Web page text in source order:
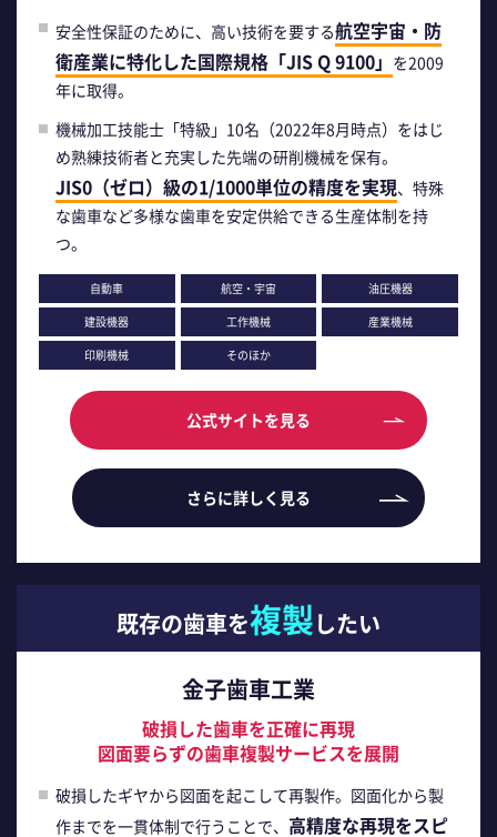
安全性保証のために、高い技術を要する航空宇宙・防
衛産業に特化した国際規格「JIS Q 9100」 を2009
年に取得。
機械加工技能士「特級」10名（2022年8月時点）をはじ
め熟練技術者と充実した先端の研削機械を保有。
JIS0（ゼロ）級の1/1000単位の精度を実現、特殊
な歯車など多様な歯車を安定供給できる生産体制を持
つ。
自動車 航空・宇宙
油圧機器
建設機器
工作機械
産業機械
印刷機械
そのほか
公式サイトを見る
さらに詳しく見る
既存の歯車を複製したい
金子歯車工業
破損した歯車を正確に再現
図面要らずの歯車複製サービスを展開
破損したギヤから図面を起こして再製作。図面化から製
作までを一貫体制で行うことで、 高精度な再現をスピ